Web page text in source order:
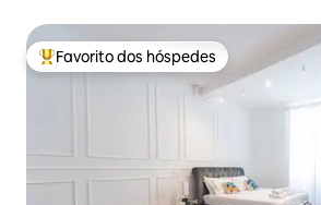
Favoritos dos hóspedes mais apreciados
Favorito dos hóspedes